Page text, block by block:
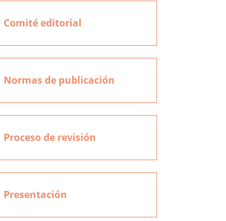
Comité editorial
Normas de publicación
Proceso de revisión
Presentación